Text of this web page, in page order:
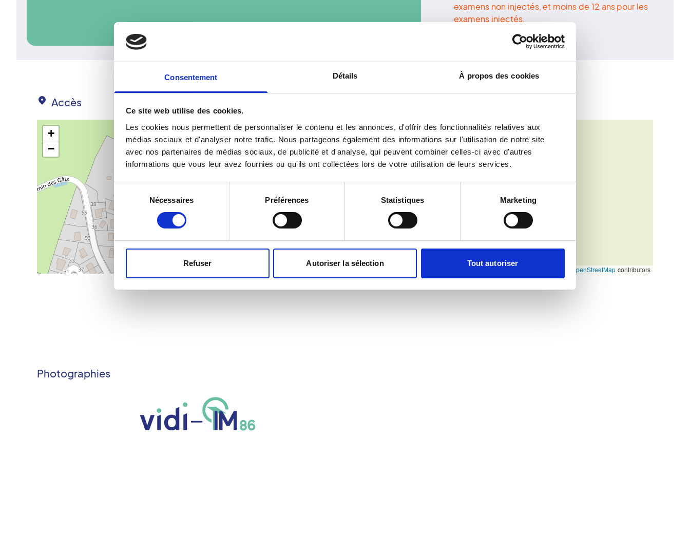
Consentement Détails À propos des cookies
Ce site web utilise des cookies.
Les cookies nous permettent de personnaliser le contenu et les annonces, d'offrir des fonctionnalités relatives aux
médias sociaux et d'analyser notre trafic. Nous partageons également des informations sur l'utilisation de notre site
avec nos partenaires de médias sociaux, de publicité et d'analyse, qui peuvent combiner celles-ci avec d'autres
informations que vous leur avez fournies ou qu'ils ont collectées lors de votre utilisation de leurs services.
du
consentement
Nécessaires Préférences Statistiques Marketing
Refuser Autoriser la sélection Tout autoriser
examens non injectés, et moins de 12 ans pour les
examens injectés.
Accès
+
−
OpenStreetMap contributors
Photographies